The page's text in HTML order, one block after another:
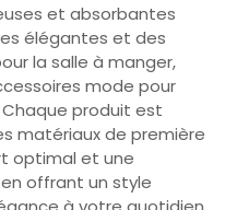
et absorbantes
élégantes et des
la salle à manger,
mode pour
produit est
matériaux de première
optimal et une
offrant un style